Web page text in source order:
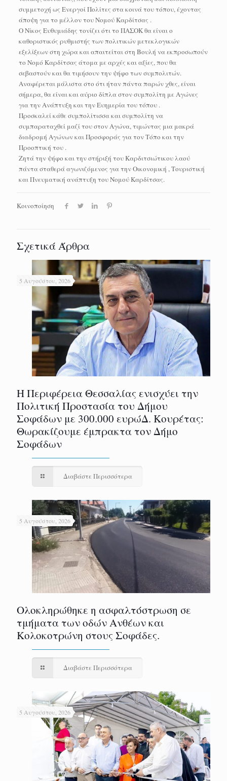
συμμετοχή ως Ενεργοί Πολίτες στα κοινά του τόπου, έχοντας
άποψη για το μέλλον του Νομού Καρδίτσας .
Ο Νίκος Ευθυμιάδης τονίζει ότι το ΠΑΣΟΚ θα είναι ο
καθοριστικός ρυθμιστής των πολιτικών μετεκλογικών
εξελίξεων στη χώρα και απαιτείται στη Βουλή να εκπροσωπούν
το Νομό Καρδίτσας άτομα με αρχές και αξίες, που θα
σεβαστούν και θα τιμήσουν την ψήφο των συμπολιτών.
Αναφέρεται μάλιστα στο ότι ήταν πάντα παρών χθες, είναι
σήμερα, θα είναι και αύριο δίπλα στον συμπολίτη με Αγώνες
για την Ανάπτυξη και την Ευημερία του τόπου .
Προσκαλεί κάθε συμπολίτισσα και συμπολίτη να
συμπαραταχθεί μαζί του στον Αγώνα, τιμώντας μια μακρά
διαδρομή Αγώνων και Προσφοράς για τον Τόπο και την
Προοπτική του .
Zητά την ψήφο και την στήριξή του Καρδιτσιώτικου λαού
πάντα σταθερά αγωνιζόμενος για την Οικονομική , Τουριστική
και Πνευματική ανάπτυξη του Νομού Καρδίτσας.
Κοινοποίηση
Σχετικά Άρθρα
5 Αυγούστου, 2026
Η Περιφέρεια Θεσσαλίας ενισχύει την
Πολιτική Προστασία του Δήμου
Σοφάδων με 300.000 ευρώΔ. Κουρέτας:
Θωρακίζουμε έμπρακτα τον Δήμο
Σοφάδων
Διαβάστε Περισσότερα
5 Αυγούστου, 2026
Ολοκληρώθηκε η ασφαλτόστρωση σε
τμήματα των οδών Ανθέων και
Κολοκοτρώνη στους Σοφάδες.
Διαβάστε Περισσότερα
5 Αυγούστου, 2026